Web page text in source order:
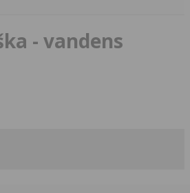
- vandens